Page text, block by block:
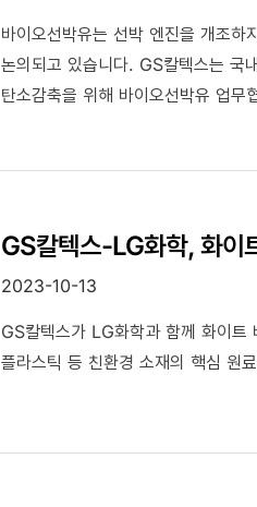
바이오선박유는 선박 엔진을 개조하
논의되고 있습니다. GS칼텍스는 국
탄소감축을 위해 바이오선박유 업
GS칼텍스-LG화학, 화이
2023-10-13
GS칼텍스가 LG화학과 함께 화이
플라스틱 등 친환경 소재의 핵심 원